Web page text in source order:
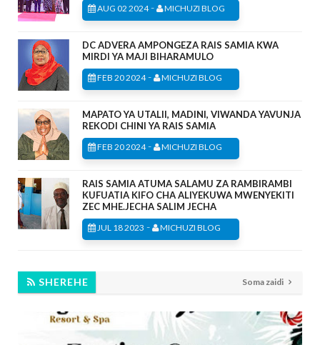
AUG 02 2024- MICHUZI BLOG
DC ADVERA AMPONGEZA RAIS SAMIA KWA
MIRDI YA MAJI BIHARAMULO
FEB 20 2024- MICHUZI BLOG
MAPATO YA UTALII, MADINI, VIWANDA YAVUNJA
REKODI CHINI YA RAIS SAMIA
FEB 20 2024- MICHUZI BLOG
RAIS SAMIA ATUMA SALAMU ZA RAMBIRAMBI
KUFUATIA KIFO CHA ALIYEKUWA MWENYEKITI
ZEC MHE.JECHA SALIM JECHA
JUL 18 2023 - MICHUZI BLOG
SHEREHE Soma zaidi